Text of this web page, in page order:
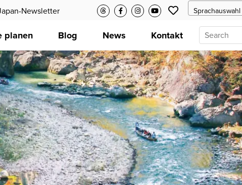
Newsletter
planen Blog News Kontakt